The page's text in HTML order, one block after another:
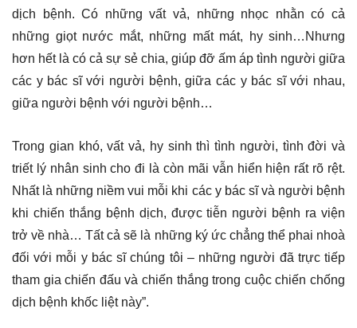
dịch bệnh. Có những vất vả, những nhọc nhằn có cả
những giọt nước mắt, những mất mát, hy sinh…Nhưng
hơn hết là có cả sự sẻ chia, giúp đỡ ấm áp tình người giữa
các y bác sĩ với người bệnh, giữa các y bác sĩ với nhau,
giữa người bệnh với người bệnh…
Trong gian khó, vất vả, hy sinh thì tình người, tình đời và
triết lý nhân sinh cho đi là còn mãi vẫn hiển hiện rất rõ rệt.
Nhất là những niềm vui mỗi khi các y bác sĩ và người bệnh
khi chiến thắng bệnh dịch, được tiễn người bệnh ra viện
trở về nhà… Tất cả sẽ là những ký ức chẳng thể phai nhoà
đối với mỗi y bác sĩ chúng tôi – những người đã trực tiếp
tham gia chiến đấu và chiến thắng trong cuộc chiến chống
dịch bệnh khốc liệt này”.